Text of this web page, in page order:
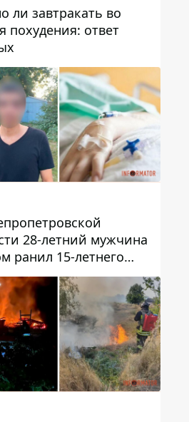
ли завтракать во
похудения: ответ
28-летний мужчина
ранил 15-летнего